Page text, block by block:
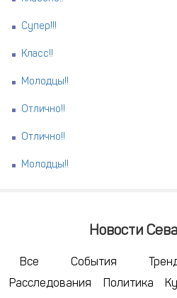
Супер!!!
Класс!!
Молодцы!!
Отлично!!
Отлично!!
Молодцы!!
Новости
Все События
Расследования
Политика